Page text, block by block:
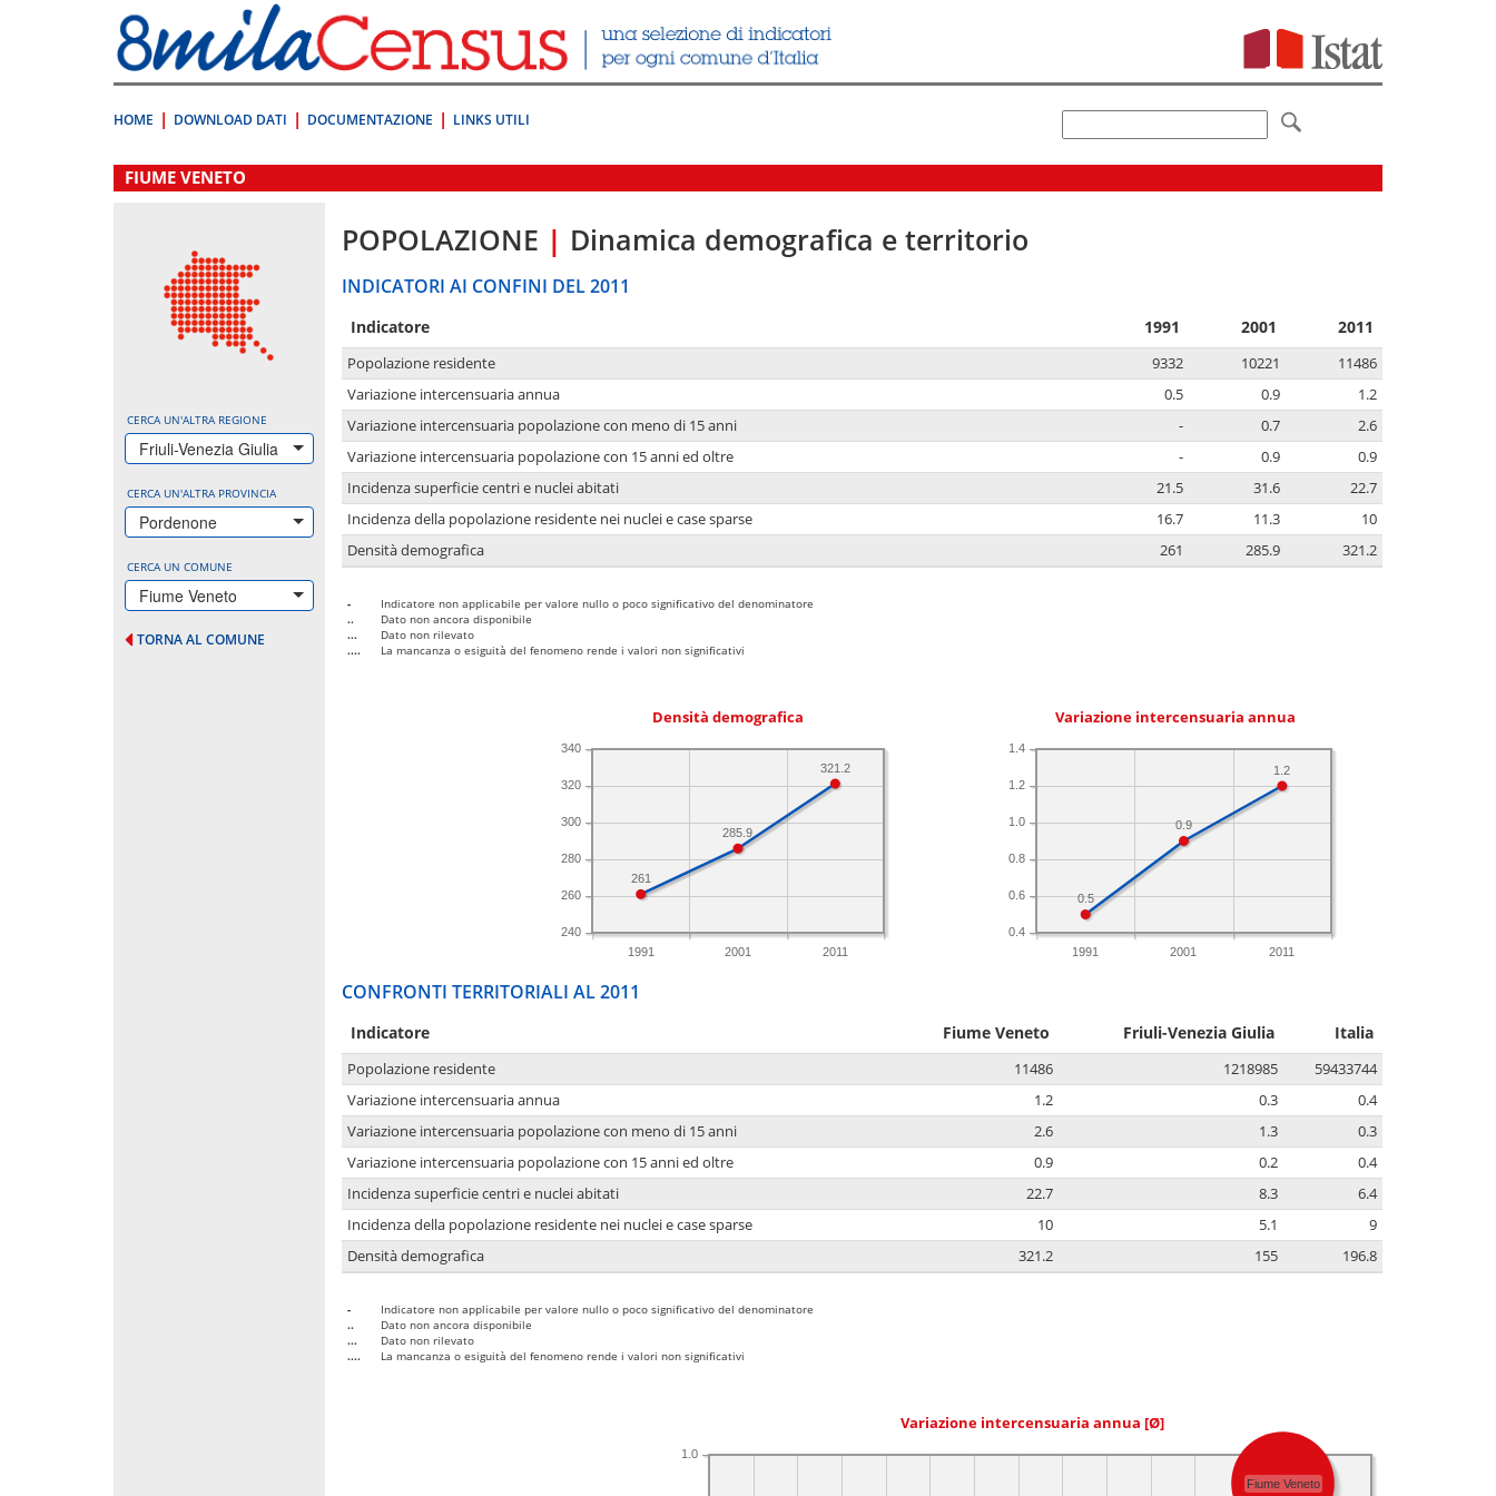
direttamente
a:
Contenuto
HOME DOWNLOAD DATI DOCUMENTAZIONE LINKS UTILI
.
FIUME VENETO
CERCA UN'ALTRA REGIONE
Friuli-Venezia Giulia
CERCA UN'ALTRA PROVINCIA
Pordenone
CERCA UN COMUNE
Fiume Veneto
TORNA AL COMUNE
POPOLAZIONE | Dinamica demografica e territorio
INDICATORI AI CONFINI DEL 2011
Indicatore 1991 2001 2011
Popolazione residente 9332 10221
11486
Variazione intercensuaria annua
0.5 0.9
1.2
Variazione intercensuaria popolazione con meno di 15 anni
- 0.7
2.6
Variazione intercensuaria popolazione con 15 anni ed oltre
- 0.9
0.9
Incidenza superficie centri e nuclei abitati
21.5 31.6
22.7
Incidenza della popolazione residente nei nuclei e case sparse
16.7 11.3
10
Densità demografica
261 285.9 321.2
-
Indicatore non applicabile per valore nullo o poco significativo del denominatore
..
Dato non ancora disponibile
...
Dato non rilevato
....
La mancanza o esiguità del fenomeno rende i valori non significativi
Densità demografica
1991 2001 2011
240
260
280
300
320
340
321.2
285.9
261
Variazione intercensuaria annua
1991 2001 2011
0.4
0.6
0.8
1.0
1.2
1.4
1.2
0.9
0.5
CONFRONTI TERRITORIALI AL 2011
Indicatore Fiume Veneto Friuli-Venezia Giulia Italia
Popolazione residente 11486 1218985
59433744
Variazione intercensuaria annua
1.2 0.3
0.4
Variazione intercensuaria popolazione con meno di 15 anni
2.6 1.3
0.3
Variazione intercensuaria popolazione con 15 anni ed oltre
0.9 0.2
0.4
Incidenza superficie centri e nuclei abitati
22.7 8.3
6.4
Incidenza della popolazione residente nei nuclei e case sparse
10 5.1
9
Densità demografica
321.2 155 196.8
-
Indicatore non applicabile per valore nullo o poco significativo del denominatore
..
Dato non ancora disponibile
...
Dato non rilevato
....
La mancanza o esiguità del fenomeno rende i valori non significativi
Variazione intercensuaria annua [Ø]
1.0
Fiume Veneto